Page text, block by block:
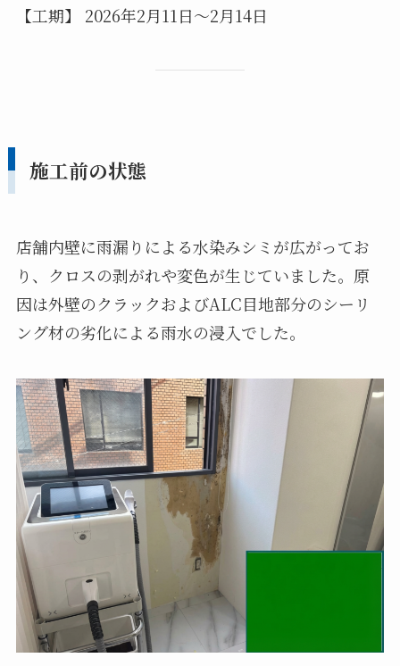
【工期】 2026年2月11日〜2月14日
施工前の状態
店舗内壁に雨漏りによる水染みシミが広がってお
り、クロスの剥がれや変色が生じていました。原
因は外壁のクラックおよびALC目地部分のシーリ
ング材の劣化による雨水の浸入でした。